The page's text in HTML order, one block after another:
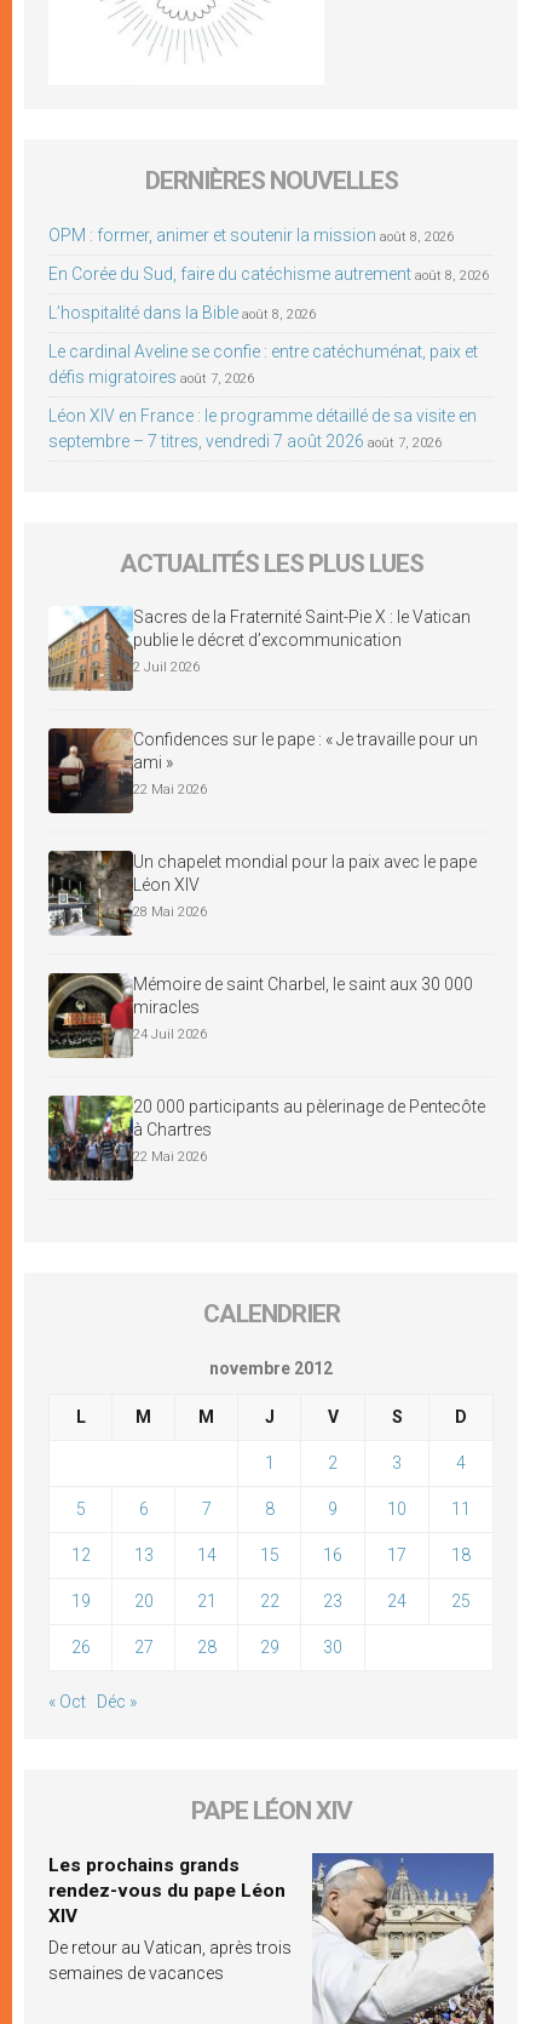
DERNIÈRES NOUVELLES
OPM : former, animer et soutenir la mission août 8, 2026
En Corée du Sud, faire du catéchisme autrement août 8, 2026
L’hospitalité dans la Bible août 8, 2026
Le cardinal Aveline se confie : entre catéchuménat, paix et
défis migratoires août 7, 2026
Léon XIV en France : le programme détaillé de sa visite en
septembre – 7 titres, vendredi 7 août 2026 août 7, 2026
ACTUALITÉS LES PLUS LUES
Sacres de la Fraternité Saint-Pie X : le Vatican
publie le décret d’excommunication
2 Juil 2026
Confidences sur le pape : « Je travaille pour un
ami »
22 Mai 2026
Un chapelet mondial pour la paix avec le pape
Léon XIV
28 Mai 2026
Mémoire de saint Charbel, le saint aux 30 000
miracles
24 Juil 2026
20 000 participants au pèlerinage de Pentecôte
à Chartres
22 Mai 2026
CALENDRIER
novembre 2012
L M M J V S D
1 2 3 4
5 6 7 8 9 10 11
12 13 14 15 16 17 18
19 20 21 22 23 24 25
26 27 28 29 30
« Oct Déc »
PAPE LÉON XIV
Les prochains grands
rendez-vous du pape Léon
XIV
De retour au Vatican, après trois
semaines de vacances